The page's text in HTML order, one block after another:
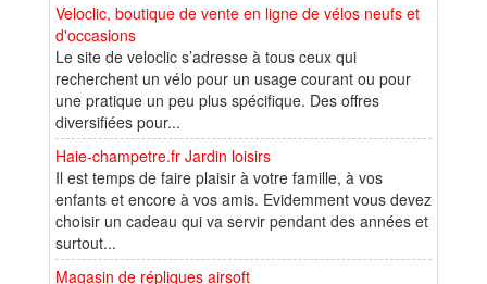
Veloclic, boutique de vente en ligne de vélos neufs et
d'occasions
Le site de veloclic s’adresse à tous ceux qui
recherchent un vélo pour un usage courant ou pour
une pratique un peu plus spécifique. Des offres
diversifiées pour...
Haie-champetre.fr Jardin loisirs
Il est temps de faire plaisir à votre famille, à vos
enfants et encore à vos amis. Evidemment vous devez
choisir un cadeau qui va servir pendant des années et
surtout...
Magasin de répliques airsoft